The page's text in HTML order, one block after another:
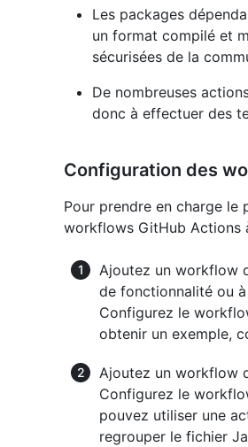
Les packages
un format compilé et
sécurisées de la
De nombreuses
donc à effectuer des
Configuration des
Pour prendre en charge le
workflows GitHub Actions
Ajoutez un workflow
de fonctionnalité ou à
Configurez le
obtenir un exemple,
Ajoutez un workflow
Configurez le
pouvez utiliser une
regrouper le fichier